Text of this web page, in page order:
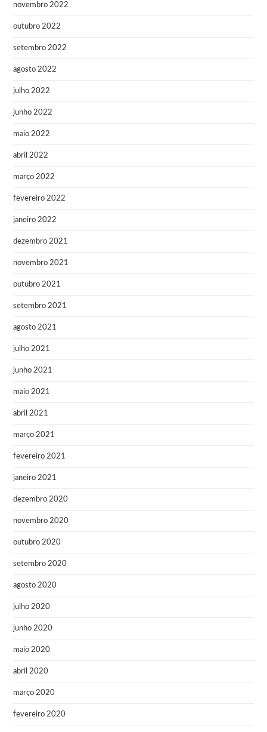
novembro 2022
outubro 2022
setembro 2022
agosto 2022
julho 2022
junho 2022
maio 2022
abril 2022
março 2022
fevereiro 2022
janeiro 2022
dezembro 2021
novembro 2021
outubro 2021
setembro 2021
agosto 2021
julho 2021
junho 2021
maio 2021
abril 2021
março 2021
fevereiro 2021
janeiro 2021
dezembro 2020
novembro 2020
outubro 2020
setembro 2020
agosto 2020
julho 2020
junho 2020
maio 2020
abril 2020
março 2020
fevereiro 2020